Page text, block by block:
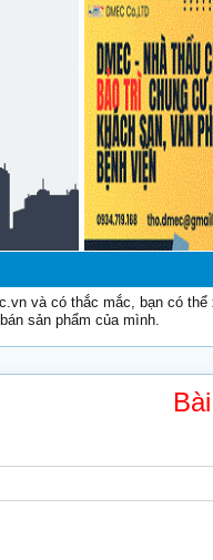
và có thắc mắc, bạn có
sản phẩm của mình.